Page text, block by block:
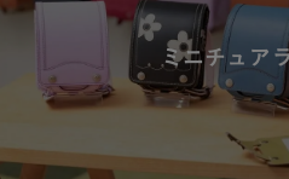
ミニチュア